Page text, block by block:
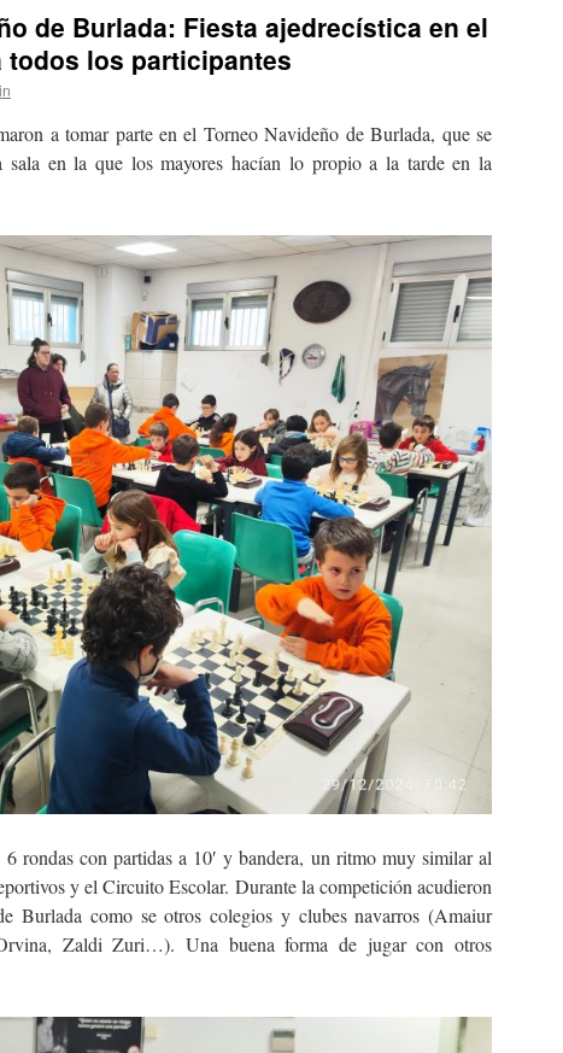
de Burlada: Fiesta ajedrecística en el
los participantes
a tomar parte en el Torneo Navideño de Burlada, que se
en la que los mayores hacían lo propio a la tarde en la
rondas con partidas a 10′ y bandera, un ritmo muy similar al
y el Circuito Escolar. Durante la competición acudieron
Burlada como se otros colegios y clubes navarros (Amaiur
Zaldi Zuri…). Una buena forma de jugar con otros